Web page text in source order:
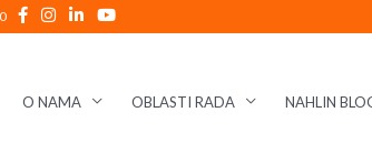
O NAMA OBLASTI RADA NAHLIN